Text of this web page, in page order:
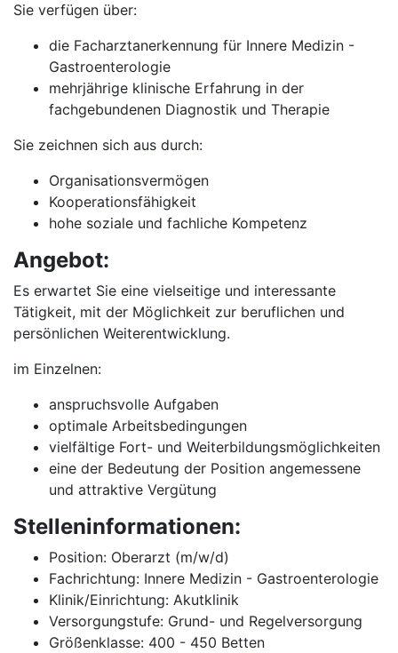
Sie verfügen über:
die Facharztanerkennung für Innere Medizin -
Gastroenterologie
mehrjährige klinische Erfahrung in der
fachgebundenen Diagnostik und Therapie
Sie zeichnen sich aus durch:
Organisationsvermögen
Kooperationsfähigkeit
hohe soziale und fachliche Kompetenz
Angebot:
Es erwartet Sie eine vielseitige und interessante
Tätigkeit, mit der Möglichkeit zur beruflichen und
persönlichen Weiterentwicklung.
im Einzelnen:
anspruchsvolle Aufgaben
optimale Arbeitsbedingungen
vielfältige Fort- und Weiterbildungsmöglichkeiten
eine der Bedeutung der Position angemessene
und attraktive Vergütung
Stelleninformationen:
Position: Oberarzt (m/w/d)
Fachrichtung: Innere Medizin - Gastroenterologie
Klinik/Einrichtung: Akutklinik
Versorgungstufe: Grund- und Regelversorgung
Größenklasse: 400 - 450 Betten